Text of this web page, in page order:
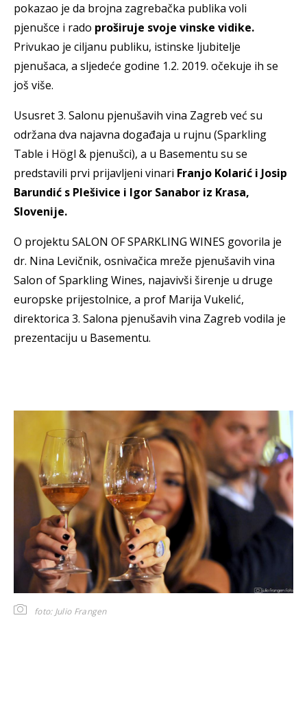
pokazao je da brojna zagrebačka publika voli
pjenušce i rado proširuje svoje vinske vidike.
Privukao je ciljanu publiku, istinske ljubitelje
pjenušaca, a sljedeće godine 1.2. 2019. očekuje ih se
još više.
Ususret 3. Salonu pjenušavih vina Zagreb već su
održana dva najavna događaja u rujnu (Sparkling
Table i Högl & pjenušci), a u Basementu su se
predstavili prvi prijavljeni vinari Franjo Kolarić i Josip
Barundić s Plešivice i Igor Sanabor iz Krasa,
Slovenije.
O projektu SALON OF SPARKLING WINES govorila je
dr. Nina Levičnik, osnivačica mreže pjenušavih vina
Salon of Sparkling Wines, najavivši širenje u druge
europske prijestolnice, a prof Marija Vukelić,
direktorica 3. Salona pjenušavih vina Zagreb vodila je
prezentaciju u Basementu.
foto: Julio Frangen